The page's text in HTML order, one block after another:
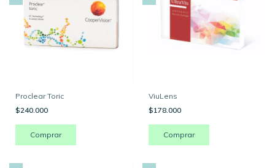
Proclear Toric
$240.000
ViuLens
$178.000
Comprar